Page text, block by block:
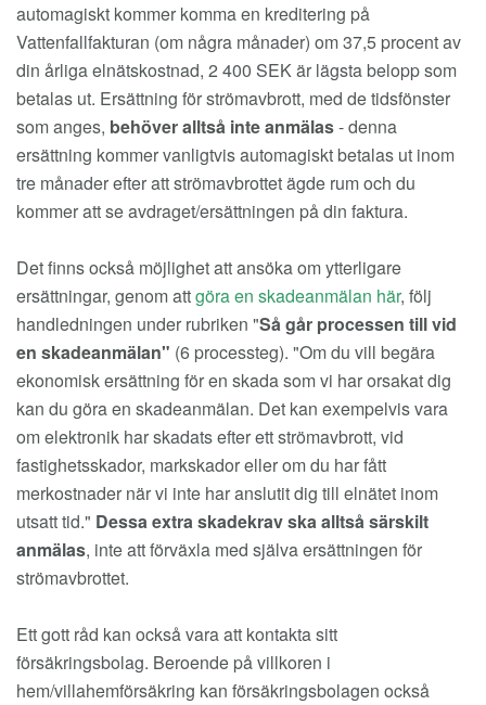
automagiskt kommer komma en kreditering på
Vattenfallfakturan (om några månader) om 37,5 procent av
din årliga elnätskostnad, 2 400 SEK är lägsta belopp som
betalas ut. Ersättning för strömavbrott, med de tidsfönster
som anges, behöver alltså inte anmälas- denna
ersättning kommer vanligtvis automagiskt betalas ut inom
tre månader efter att strömavbrottet ägde rum och du
kommer att se avdraget/ersättningen på din faktura.
Det finns också möjlighet att ansöka om ytterligare
ersättningar, genom attgöra en skadeanmälan här, följ
handledningen under rubriken "Så går processen till vid
en skadeanmälan" (6 processteg). "Om du vill begära
ekonomisk ersättning för en skada som vi har orsakat dig
kan du göra en skadeanmälan. Det kan exempelvis vara
om elektronik har skadats efter ett strömavbrott, vid
fastighetsskador, markskador eller om du har fått
merkostnader när vi inte har anslutit dig till elnätet inom
utsatt tid." Dessa extra skadekrav ska alltså särskilt
anmälas, inte att förväxla med själva ersättningen för
strömavbrottet.
Ett gott råd kan också vara att kontakta sitt
försäkringsbolag. Beroende på villkoren i
hem/villahemförsäkring kan försäkringsbolagen också